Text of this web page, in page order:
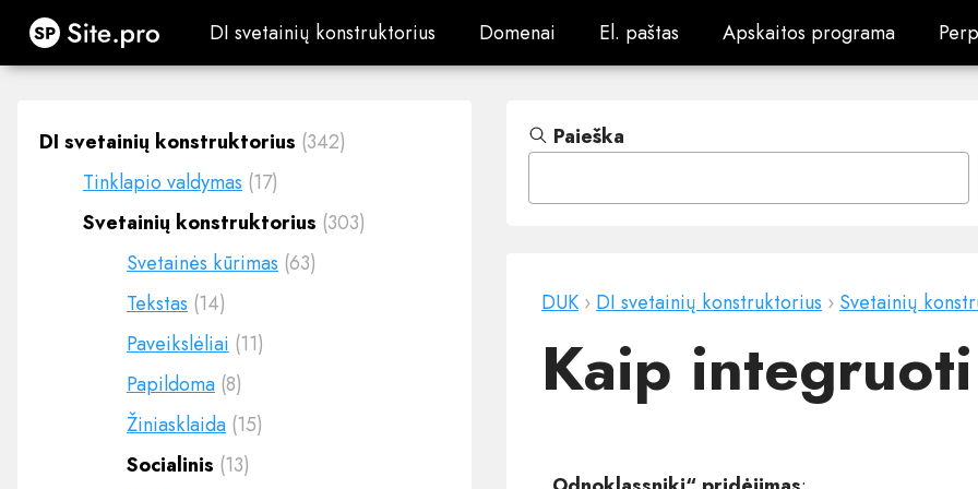
Site.pro DI svetainių konstruktorius
DI svetainių konstruktorius Domenai
Domenai El. paštas
El. paštas Apskaitos programa
Apskaitos programa
DI svetainių konstruktorius (342)
Tinklapio valdymas (17)
Svetainių konstruktorius (303)
Svetainės kūrimas (63)
Tekstas (14)
Paveikslėliai (11)
Papildoma (8)
Žiniasklaida (15)
Socialinis (13)
Paieška
DUK › DI svetainių konstruktorius › Svetainių
Kaip